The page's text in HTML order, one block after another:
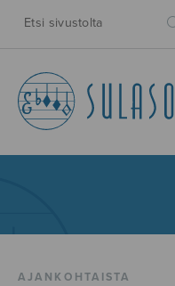
AJANKOHTAISTA